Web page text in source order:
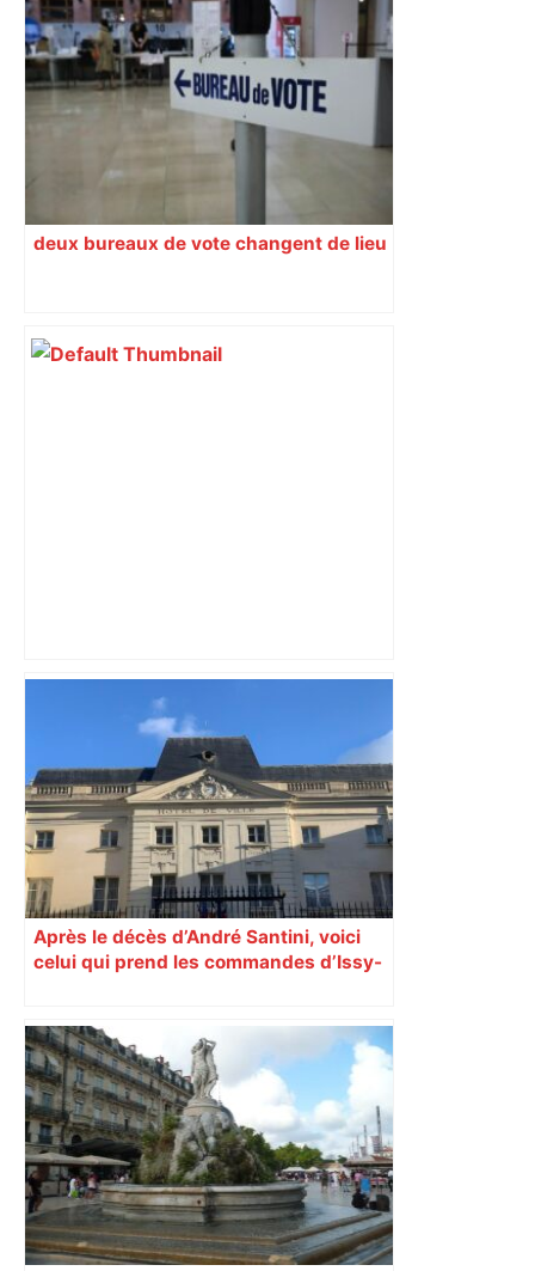
Un drone sème une énorme panique
dans l’espace aérien toulousain : des
dizaines de pilotes de ligne en
difficulté, un vol obligé d’être détourné
vers Montpellier, le suspect toujours
dans la nature – ladepeche.fr
deux bureaux de vote changent de lieu
D’où vient cette impressionnante
fumée visible à plusieurs kilomètres au
nord de Toulouse, ce vendredi après-
midi – ladepeche.fr
Après le décès d’André Santini, voici
celui qui prend les commandes d’Issy-